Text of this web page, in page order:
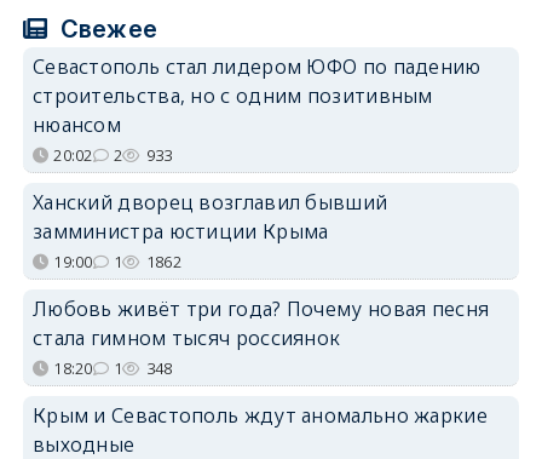
Свежее
Севастополь стал лидером ЮФО по падению
строительства, но с одним позитивным
нюансом
20:02 2 933
Ханский дворец возглавил бывший
замминистра юстиции Крыма
19:00 1 1862
Любовь живёт три года? Почему новая песня
стала гимном тысяч россиянок
18:20 1 348
Крым и Севастополь ждут аномально жаркие
выходные